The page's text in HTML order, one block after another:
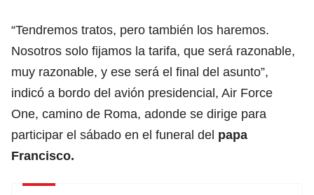
“Tendremos tratos, pero también los haremos.
Nosotros solo fijamos la tarifa, que será razonable,
muy razonable, y ese será el final del asunto”,
indicó a bordo del avión presidencial, Air Force
One, camino de Roma, adonde se dirige para
participar el sábado en el funeral del papa
Francisco.